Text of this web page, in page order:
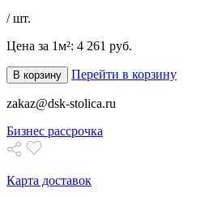
/ шт.
Цена за 1м²: 4 261 руб.
В корзину Перейти в корзину
zakaz@dsk-stolica.ru
Бизнес рассрочка
Карта доставок